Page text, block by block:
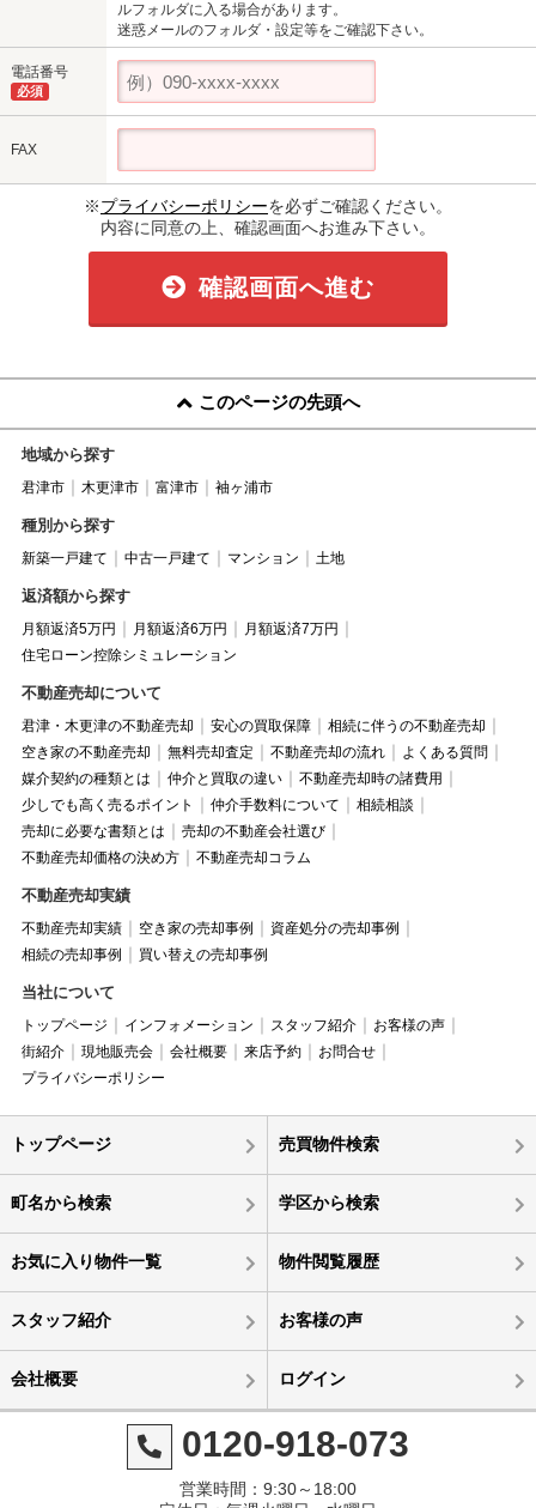
ルフォルダに入る場合があります。
迷惑メールのフォルダ・設定等をご確認下さい。
電話番号
必須
FAX
※プライバシーポリシーを必ずご確認ください。
内容に同意の上、確認画面へお進み下さい。
確認画面へ進む
このページの先頭へ
地域から探す
君津市 木更津市 富津市 袖ヶ浦市
種別から探す
新築一戸建て 中古一戸建て マンション 土地
返済額から探す
月額返済5万円 月額返済6万円
月額返済7万円
住宅ローン控除シミュレーション
不動産売却について
君津・木更津の不動産売却 安心の買取保障
相続に伴うの不動産売却
空き家の不動産売却
無料売却査定 不動産売却の流れ
よくある質問
媒介契約の種類とは
仲介と買取の違い
不動産売却時の諸費用
少しでも高く売るポイント
仲介手数料について
相続相談
売却に必要な書類とは
売却の不動産会社選び
不動産売却価格の決め方
不動産売却コラム
不動産売却実績
不動産売却実績 空き家の売却事例
資産処分の売却事例
相続の売却事例
買い替えの売却事例
当社について
トップページ インフォメーション スタッフ紹介
お客様の声
街紹介
現地販売会 会社概要 来店予約
お問合せ
プライバシーポリシー
トップページ 売買物件検索
町名から検索 学区から検索
お気に入り物件一覧 物件閲覧履歴
スタッフ紹介 お客様の声
会社概要 ログイン
0120-918-073
営業時間：9:30～18:00